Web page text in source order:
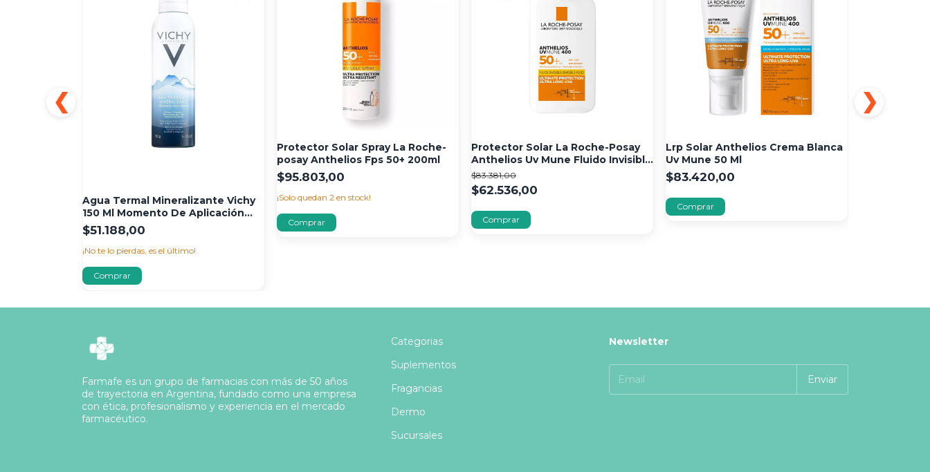
Agua Termal Mineralizante Vichy
150 Ml Momento De Aplicación
Día/noche Tipo De Piel Sensible
$51.188,00
¡No te lo pierdas, es el último!
Protector Solar Spray La Roche-
posay Anthelios Fps 50+ 200ml
$95.803,00
¡Solo quedan 2 en stock!
Protector Solar La Roche-Posay
Anthelios Uv Mune Fluido Invisible
SPF50 x 50 ml
$62.536,00
$83.381,00
Lrp Solar Anthelios Crema Blanca
Uv Mune 50 Ml
$83.420,00
Farmafe es un grupo de farmacias con más de 50 años
de trayectoria en Argentina, fundado como una empresa
con ética, profesionalismo y experiencia en el mercado
farmacéutico.
Categorias
Suplementos
Fragancias
Dermo
Sucursales
Newsletter